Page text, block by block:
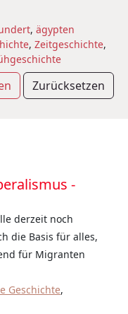
, ägypten
, Zeitgeschichte,
Zurücksetzen
-
derzeit noch
die Basis für alles,
für Migranten
Geschichte,